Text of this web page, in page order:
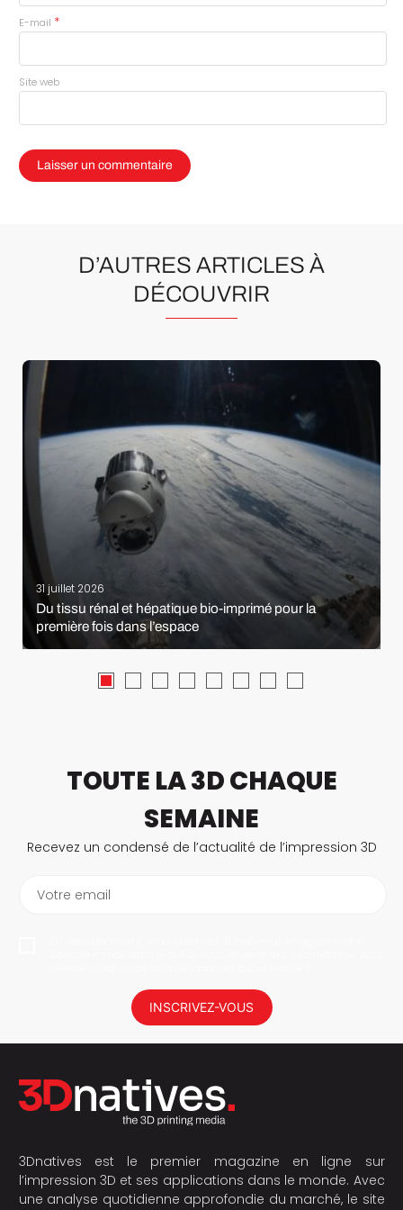
E-mail *
Site web
D’AUTRES ARTICLES À
DÉCOUVRIR
31 juillet 2026
Du tissu rénal et hépatique bio-imprimé pour la
première fois dans l’espace
TOUTE LA 3D CHAQUE
SEMAINE
Recevez un condensé de l’actualité de l’impression 3D
Votre email
INSCRIVEZ-VOUS
3Dnatives est le premier magazine en ligne sur
l’impression 3D et ses applications dans le monde. Avec
une analyse quotidienne approfondie du marché, le site